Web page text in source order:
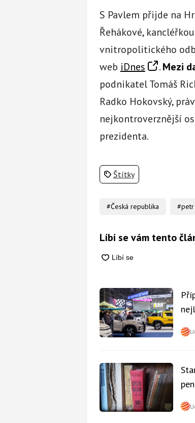
S Pavlem přijde na
Řehákové,
vnitropolitického
web iDnes .Mezi
podnikatel Tomáš
Radko Hokovský,
nejkontroverznější
prezidenta.
Štítky
#Česká republika
Líbí se vám tento